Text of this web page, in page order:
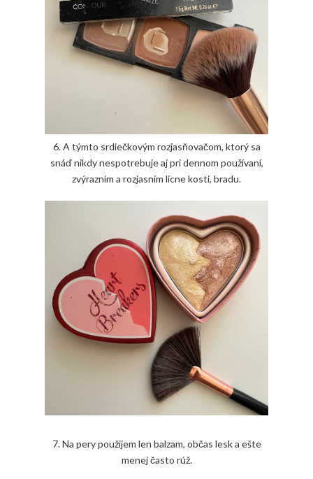
6. A týmto srdiečkovým rozjasňovačom, ktorý sa
snáď nikdy nespotrebuje aj pri dennom používaní,
zvýrazním a rozjasním lícne kosti, bradu.
7. Na pery použijem len balzam, občas lesk a ešte
menej často rúž.